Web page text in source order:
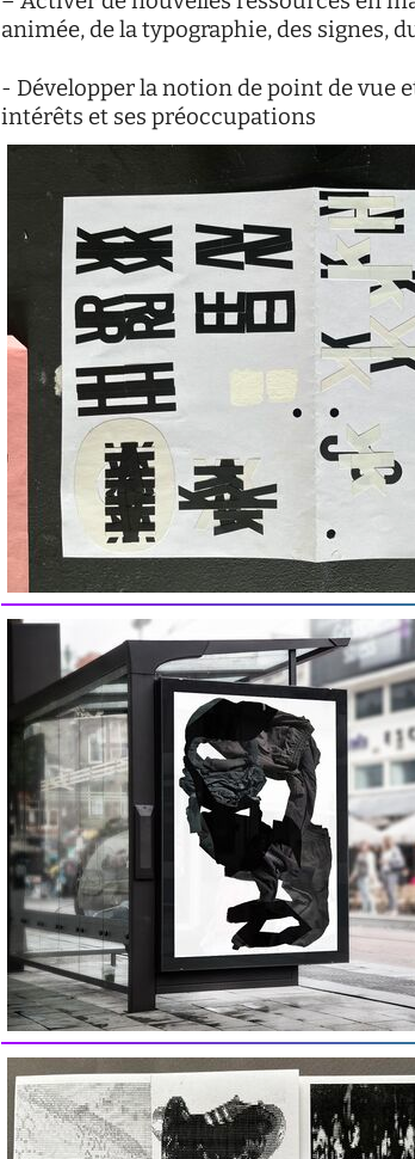
animée, de la typographie, des signes,
- Développer la notion de point de vue
intérêts et ses préoccupations